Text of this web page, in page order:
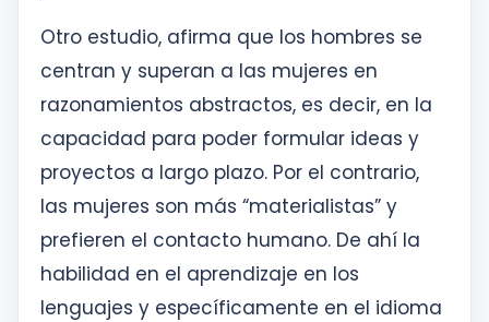
Otro estudio, afirma que los hombres se
centran y superan a las mujeres en
razonamientos abstractos, es decir, en la
capacidad para poder formular ideas y
proyectos a largo plazo. Por el contrario,
las mujeres son más “materialistas” y
prefieren el contacto humano. De ahí la
habilidad en el aprendizaje en los
lenguajes y específicamente en el idioma